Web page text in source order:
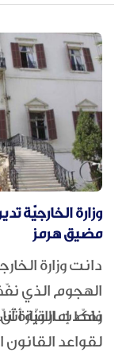
وزارة الخارجيّة
مضيق هرمز
دانت وزارة
الهجوم الذي
نفط إماراتيّة
واكّدت الوزارة
لقواعد القانون